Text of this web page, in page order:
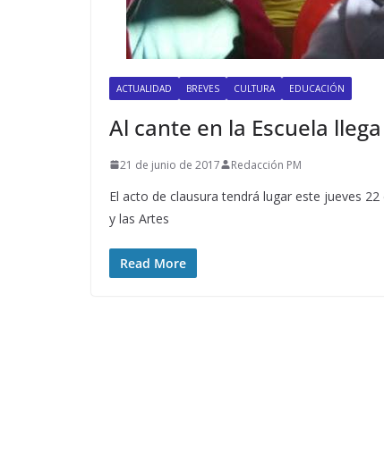
ACTUALIDAD BREVES CULTURA EDUCACIÓN
Al cante en la Escuela
21 de junio de 2017 Redacción PM
El acto de clausura tendrá lugar este jueves
y las Artes
Read More